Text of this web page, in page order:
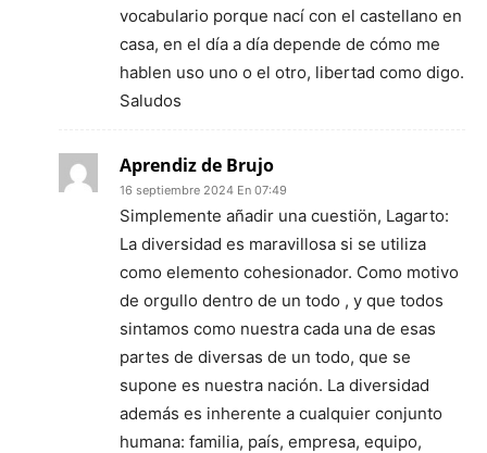
vocabulario porque nací con el castellano en
casa, en el día a día depende de cómo me
hablen uso uno o el otro, libertad como digo.
Saludos
Aprendiz de Brujo
16 septiembre 2024 En 07:49
Simplemente añadir una cuestiön, Lagarto:
La diversidad es maravillosa si se utiliza
como elemento cohesionador. Como motivo
de orgullo dentro de un todo , y que todos
sintamos como nuestra cada una de esas
partes de diversas de un todo, que se
supone es nuestra nación. La diversidad
además es inherente a cualquier conjunto
humana: familia, país, empresa, equipo,